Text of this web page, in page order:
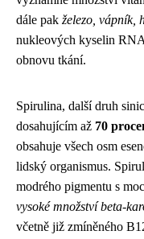
dále pak železo, vápník,
nukleových kyselin
obnovu tkání.
Spirulina, další druh
dosahujícím až 70
obsahuje všech osm
lidský organismus.
modrého pigmentu s
vysoké množství beta-
včetně již zmíněného